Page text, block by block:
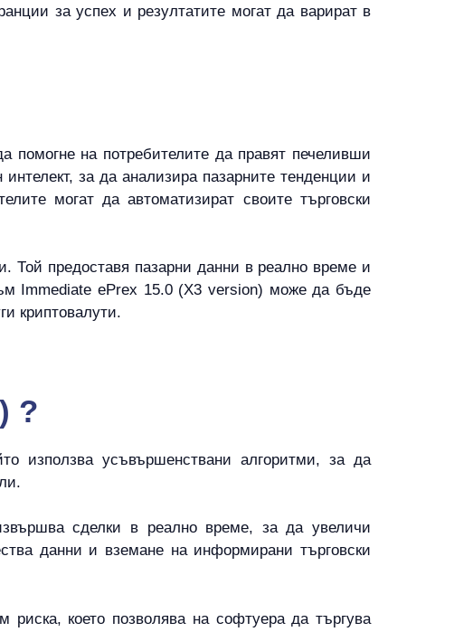
за успех и резултатите могат да варират в
помогне на потребителите да правят печеливши
за да анализира пазарните тенденции и
могат да автоматизират своите търговски
Той предоставя пазарни данни в реално време и
Immediate ePrex 15.0 (X3 version) може да бъде
криптовалути.
?
използва усъвършенствани алгоритми, за да
сделки в реално време, за да увеличи
данни и вземане на информирани търговски
риска, което позволява на софтуера да търгува